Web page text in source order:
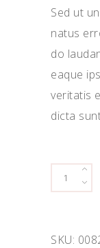
Sed ut
natus
do
eaque
veritatis
dicta
Animal
print
SKU: